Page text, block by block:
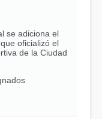
se adiciona el
oficializó el
de la Ciudad